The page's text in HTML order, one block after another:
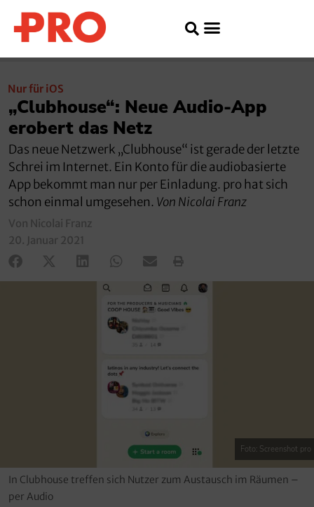
Nur für iOS
„Clubhouse“: Neue Audio-App
erobert das Netz
Das neue Netzwerk „Clubhouse“ ist gerade der letzte
Schrei im Internet. Ein Konto für die audiobasierte
App bekommt man nur per Einladung. pro hat sich
schon einmal umgesehen. Von Nicolai Franz
Von Nicolai Franz
20. Januar 2021
Foto: Screenshot pro
In Clubhouse treffen sich Nutzer zum Austausch im Räumen –
per Audio